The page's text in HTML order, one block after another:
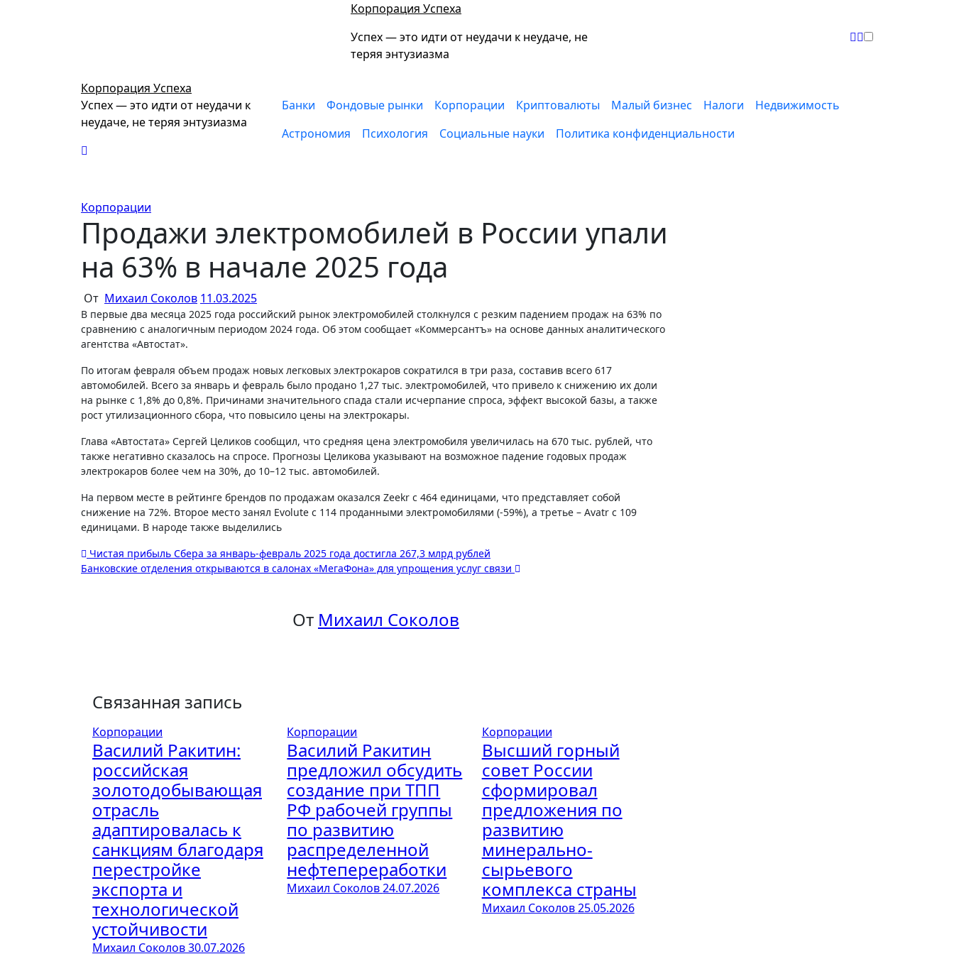
Корпорация Успеха
Успех — это идти от неудачи к неудаче, не
теряя энтузиазма
Корпорация Успеха
Успех — это идти от неудачи к
неудаче, не теряя энтузиазма
Банки Фондовые рынки Корпорации Криптовалюты Малый бизнес Налоги
Недвижимость
Астрономия
Психология Социальные науки Политика конфиденциальности
Корпорации
Продажи электромобилей в России упали
на 63% в начале 2025 года
От Михаил Соколов 11.03.2025
В первые два месяца 2025 года российский рынок электромобилей столкнулся с резким падением продаж на 63% по
сравнению с аналогичным периодом 2024 года. Об этом сообщает «Коммерсантъ» на основе данных аналитического
агентства «Автостат».
По итогам февраля объем продаж новых легковых электрокаров сократился в три раза, составив всего 617
автомобилей. Всего за январь и февраль было продано 1,27 тыс. электромобилей, что привело к снижению их доли
на рынке с 1,8% до 0,8%. Причинами значительного спада стали исчерпание спроса, эффект высокой базы, а также
рост утилизационного сбора, что повысило цены на электрокары.
Глава «Автостата» Сергей Целиков сообщил, что средняя цена электромобиля увеличилась на 670 тыс. рублей, что
также негативно сказалось на спросе. Прогнозы Целикова указывают на возможное падение годовых продаж
электрокаров более чем на 30%, до 10–12 тыс. автомобилей.
На первом месте в рейтинге брендов по продажам оказался Zeekr с 464 единицами, что представляет собой
снижение на 72%. Второе место занял Evolute с 114 проданными электромобилями (-59%), а третье – Avatr с 109
единицами. В народе также выделились
Навигация
Чистая прибыль Сбера за январь-февраль 2025 года достигла 267,3 млрд рублей
Банковские отделения открываются в салонах «МегаФона» для упрощения услуг связи
От Михаил Соколов
Связанная запись
Корпорации
Василий Ракитин:
российская
золотодобывающая
отрасль
адаптировалась к
санкциям благодаря
перестройке
экспорта и
технологической
устойчивости
Михаил Соколов30.07.2026
Корпорации
Василий Ракитин
предложил обсудить
создание при ТПП
РФ рабочей группы
по развитию
распределенной
нефтепереработки
Михаил Соколов24.07.2026
Корпорации
Высший горный
совет России
сформировал
предложения по
развитию
минерально-
сырьевого
комплекса страны
Михаил Соколов25.05.2026